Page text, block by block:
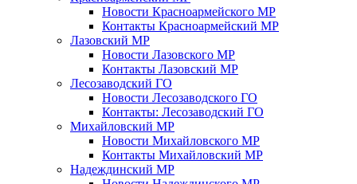
Новости Красноармейского МР
Контакты Красноармейский МР
Лазовский МР
Новости Лазовского МР
Контакты Лазовский МР
Лесозаводский ГО
Новости Лесозаводского ГО
Контакты: Лесозаводский ГО
Михайловский МР
Новости Михайловского МР
Контакты Михайловский МР
Надеждинский МР